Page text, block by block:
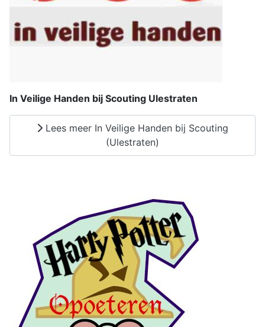
In Veilige Handen bij Scouting Ulestraten
Lees meer In Veilige Handen bij Scouting
(Ulestraten)